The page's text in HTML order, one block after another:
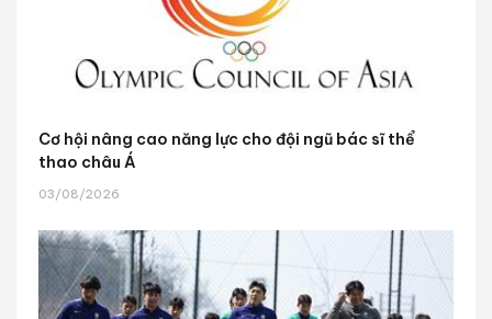
Cơ hội nâng cao năng lực cho đội ngũ bác sĩ thể
thao châu Á
03/08/2026